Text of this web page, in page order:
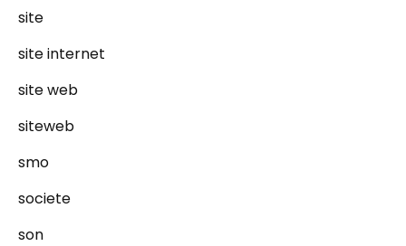
site
site internet
site web
siteweb
smo
societe
son